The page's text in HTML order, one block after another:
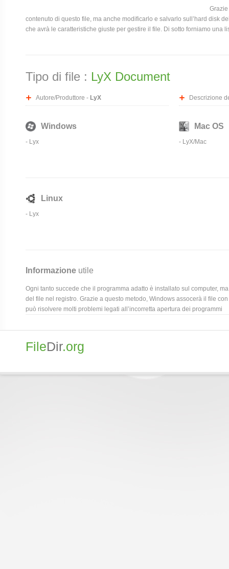
contenuto di questo file, ma anche modificarlo e salvarlo sull’hard disk
che avrà le caratteristiche giuste per gestire il file. Di sotto forniamo una
Tipo di file : LyX Document
Autore/Produttore - LyX Descrizione
Windows
- Lyx
Mac OS
- LyX/Mac
Linux
- Lyx
Informazione utile
Ogni tanto succede che il programma adatto è installato sul computer,
del file nel registro. Grazie a questo metodo, Windows assocerà il file
può risolvere molti problemi legati all’incorretta apertura dei programmi
FileDir.org